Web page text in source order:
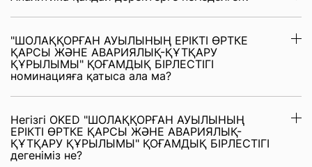
"ШОЛАҚҚОРҒАН АУЫЛЫНЫҢ ЕРІКТІ ӨРТКЕ
ҚАРСЫ ЖӘНЕ АВАРИЯЛЫҚ-ҚҰТҚАРУ
ҚҰРЫЛЫМЫ" ҚОҒАМДЫҚ БІРЛЕСТІГІ
номинацияға қатыса ала ма?
Негізгі OKED "ШОЛАҚҚОРҒАН АУЫЛЫНЫҢ
ЕРІКТІ ӨРТКЕ ҚАРСЫ ЖӘНЕ АВАРИЯЛЫҚ-
ҚҰТҚАРУ ҚҰРЫЛЫМЫ" ҚОҒАМДЫҚ БІРЛЕСТІГІ
дегеніміз не?